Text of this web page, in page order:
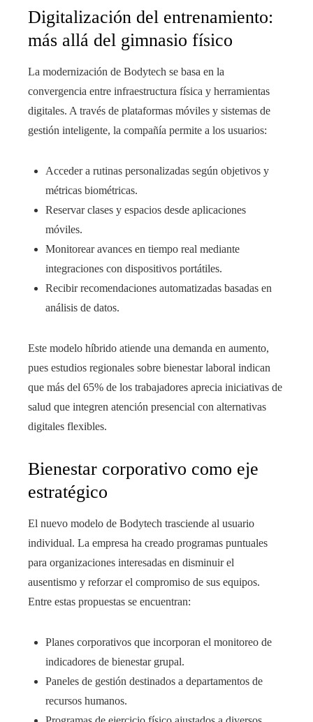
Digitalización del entrenamiento:
más allá del gimnasio físico
La modernización de Bodytech se basa en la
convergencia entre infraestructura física y herramientas
digitales. A través de plataformas móviles y sistemas de
gestión inteligente, la compañía permite a los usuarios:
Acceder a rutinas personalizadas según objetivos y
métricas biométricas.
Reservar clases y espacios desde aplicaciones
móviles.
Monitorear avances en tiempo real mediante
integraciones con dispositivos portátiles.
Recibir recomendaciones automatizadas basadas en
análisis de datos.
Este modelo híbrido atiende una demanda en aumento,
pues estudios regionales sobre bienestar laboral indican
que más del 65% de los trabajadores aprecia iniciativas de
salud que integren atención presencial con alternativas
digitales flexibles.
Bienestar corporativo como eje
estratégico
El nuevo modelo de Bodytech trasciende al usuario
individual. La empresa ha creado programas puntuales
para organizaciones interesadas en disminuir el
ausentismo y reforzar el compromiso de sus equipos.
Entre estas propuestas se encuentran:
Planes corporativos que incorporan el monitoreo de
indicadores de bienestar grupal.
Paneles de gestión destinados a departamentos de
recursos humanos.